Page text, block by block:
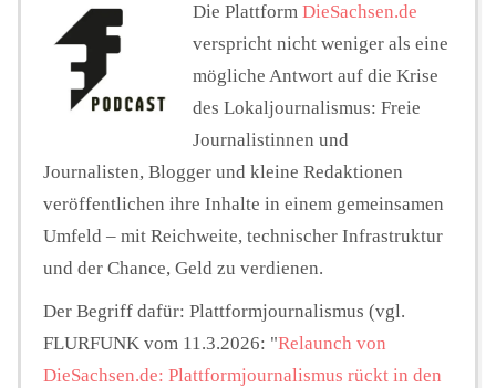
FUNKTURM-Beiträge
Podcast
Seminare
Unterstützen
Die Plattform DieSachsen.de
verspricht nicht weniger als eine
mögliche Antwort auf die Krise
des Lokaljournalismus: Freie
Journalistinnen und
Journalisten, Blogger und kleine Redaktionen
veröffentlichen ihre Inhalte in einem gemeinsamen
Umfeld – mit Reichweite, technischer Infrastruktur
und der Chance, Geld zu verdienen.
Der Begriff dafür: Plattformjournalismus (vgl.
FLURFUNK vom 11.3.2026: "Relaunch von
DieSachsen.de: Plattformjournalismus rückt in den